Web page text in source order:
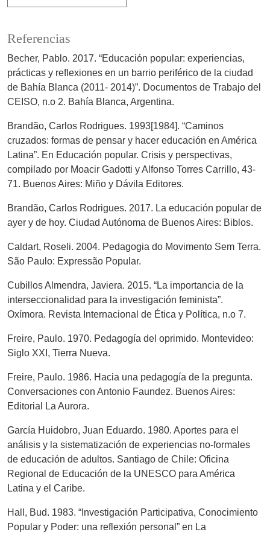
Referencias
Becher, Pablo. 2017. “Educación popular: experiencias,
prácticas y reflexiones en un barrio periférico de la ciudad
de Bahía Blanca (2011- 2014)”. Documentos de Trabajo del
CEISO, n.o 2. Bahía Blanca, Argentina.
Brandão, Carlos Rodrigues. 1993[1984]. “Caminos
cruzados: formas de pensar y hacer educación en América
Latina”. En Educación popular. Crisis y perspectivas,
compilado por Moacir Gadotti y Alfonso Torres Carrillo, 43-
71. Buenos Aires: Miño y Dávila Editores.
Brandão, Carlos Rodrigues. 2017. La educación popular de
ayer y de hoy. Ciudad Autónoma de Buenos Aires: Biblos.
Caldart, Roseli. 2004. Pedagogia do Movimento Sem Terra.
São Paulo: Expressão Popular.
Cubillos Almendra, Javiera. 2015. “La importancia de la
interseccionalidad para la investigación feminista”.
Oxímora. Revista Internacional de Ética y Política, n.o 7.
Freire, Paulo. 1970. Pedagogía del oprimido. Montevideo:
Siglo XXI, Tierra Nueva.
Freire, Paulo. 1986. Hacia una pedagogía de la pregunta.
Conversaciones con Antonio Faundez. Buenos Aires:
Editorial La Aurora.
García Huidobro, Juan Eduardo. 1980. Aportes para el
análisis y la sistematización de experiencias no-formales
de educación de adultos. Santiago de Chile: Oficina
Regional de Educación de la UNESCO para América
Latina y el Caribe.
Hall, Bud. 1983. “Investigación Participativa, Conocimiento
Popular y Poder: una reflexión personal” en La